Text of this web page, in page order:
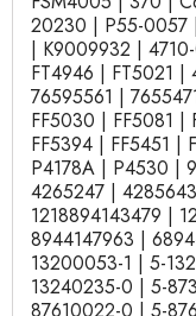
20230 | P55-0057
| K9009932 |
FT4946 | FT5021
76595561 |
FF5030 | FF5081 |
FF5394 | FF5451 |
P4178A | P4530 |
4265247 |
1218894143479 |
8944147963 |
13200053-1 | 5-
13240235-0 | 5-